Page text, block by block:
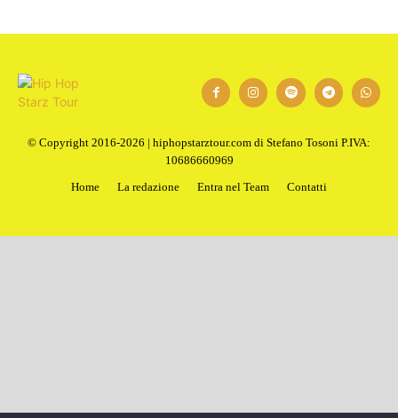
© Copyright 2016-2026 | hiphopstarztour.com di Stefano Tosoni P.IVA:
10686660969
Home
La redazione Entra nel Team Contatti